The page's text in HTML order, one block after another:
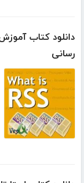
رسانی